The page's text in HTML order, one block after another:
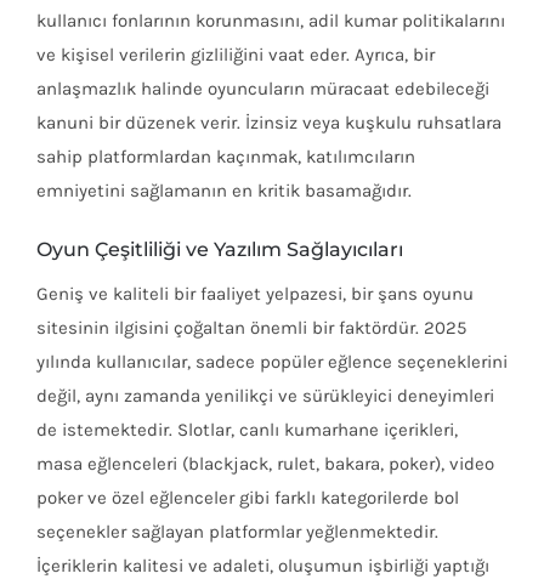
kullanıcı fonlarının korunmasını, adil kumar politikalarını
ve kişisel verilerin gizliliğini vaat eder. Ayrıca, bir
anlaşmazlık halinde oyuncuların müracaat edebileceği
kanuni bir düzenek verir. İzinsiz veya kuşkulu ruhsatlara
sahip platformlardan kaçınmak, katılımcıların
emniyetini sağlamanın en kritik basamağıdır.
Oyun Çeşitliliği ve Yazılım Sağlayıcıları
Geniş ve kaliteli bir faaliyet yelpazesi, bir şans oyunu
sitesinin ilgisini çoğaltan önemli bir faktördür. 2025
yılında kullanıcılar, sadece popüler eğlence seçeneklerini
değil, aynı zamanda yenilikçi ve sürükleyici deneyimleri
de istemektedir. Slotlar, canlı kumarhane içerikleri,
masa eğlenceleri (blackjack, rulet, bakara, poker), video
poker ve özel eğlenceler gibi farklı kategorilerde bol
seçenekler sağlayan platformlar yeğlenmektedir.
İçeriklerin kalitesi ve adaleti, oluşumun işbirliği yaptığı